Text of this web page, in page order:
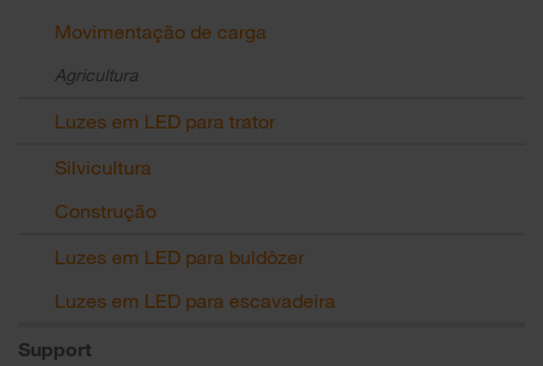
Movimentação de carga
Agricultura
Luzes em LED para trator
Silvicultura
Construção
Luzes em LED para buldôzer
Luzes em LED para escavadeira
Support